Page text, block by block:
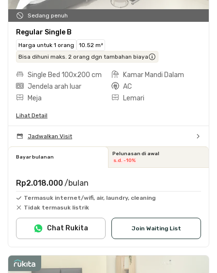
Sedang penuh
Regular Single B
Harga untuk 1 orang
10.52 m²
Bisa dihuni maks. 2 orang dgn tambahan biaya
Single Bed 100x200 cm
Kamar Mandi Dalam
Jendela arah luar
AC
Meja
Lemari
Lihat Detail
Jadwalkan Visit
Bayar bulanan
Pelunasan di awal
s.d. -10%
Rp2.018.000 /bulan
Termasuk internet/wifi, air, laundry, cleaning
Tidak termasuk listrik
Join Waiting List
Chat Rukita